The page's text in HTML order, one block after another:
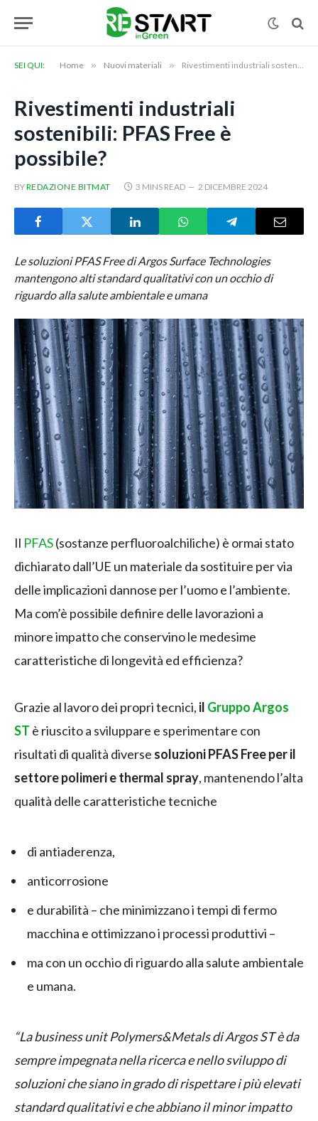
SEI QUI: Home » Nuovi materiali » Rivestimenti industriali sostenibili: PFAS Free è possibile?
Rivestimenti industriali
sostenibili: PFAS Free è
possibile?
BYREDAZIONE BITMAT 3 MINS READ 2 DICEMBRE 2024
Le soluzioni PFAS Free di Argos Surface Technologies
mantengono alti standard qualitativi con un occhio di
riguardo alla salute ambientale e umana
Il PFAS(sostanze perfluoroalchiliche) è ormai stato
dichiarato dall’UE un materiale da sostituire per via
delle implicazioni dannose per l’uomo e l’ambiente.
Ma com’è possibile definire delle lavorazioni a
minore impatto che conservino le medesime
caratteristiche di longevità ed efficienza?
Grazie al lavoro dei propri tecnici, il Gruppo Argos
ST è riuscito a sviluppare e sperimentare con
risultati di qualità diverse soluzioni PFAS Free per il
settore polimeri e thermal spray, mantenendo l’alta
qualità delle caratteristiche tecniche
di antiaderenza,
anticorrosione
e durabilità – che minimizzano i tempi di fermo
macchina e ottimizzano i processi produttivi –
ma con un occhio di riguardo alla salute ambientale
e umana.
“La business unit Polymers&Metals di Argos ST è da
sempre impegnata nella ricerca e nello sviluppo di
soluzioni che siano in grado di rispettare i più elevati
standard qualitativi e che abbiano il minor impatto